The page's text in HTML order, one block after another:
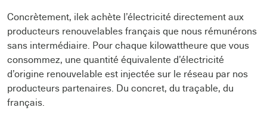
Concrètement, ilek achète l’électricité directement aux
producteurs renouvelables français que nous rémunérons
sans intermédiaire. Pour chaque kilowattheure que vous
consommez, une quantité équivalente d’électricité
d’origine renouvelable est injectée sur le réseau par nos
producteurs partenaires. Du concret, du traçable, du
français.